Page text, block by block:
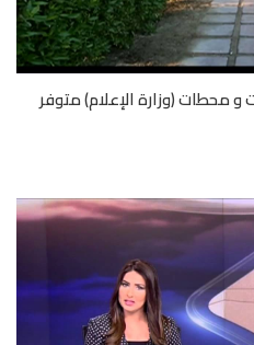
و محطات (وزارة الإعلام) متوفر